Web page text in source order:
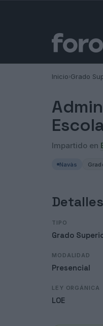
Inicio›Grado
Impartido en
Navàs
TIPO
Grado
MODALIDAD
Presencial
LEY ORGÁNICA
LOE